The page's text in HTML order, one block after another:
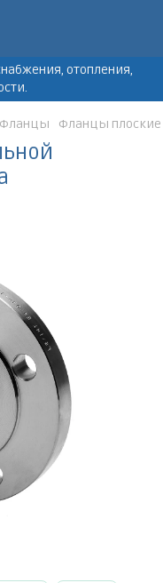
отопления,
Фланцы Фланцы плоские